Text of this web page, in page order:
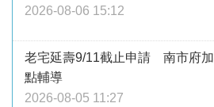
2026-08-06 15:12
老宅延壽9/11截止申請 南市府
點輔導
2026-08-05 11:27